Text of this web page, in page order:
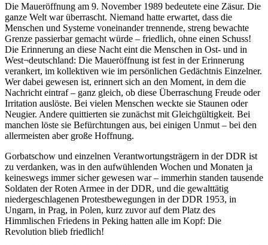
Die Maueröffnung am 9. November 1989 bedeutete eine Zäsur. Die
ganze Welt war überrascht. Niemand hatte erwartet, dass die
Menschen und Systeme voneinander trennende, streng bewachte
Grenze passierbar gemacht würde – friedlich, ohne einen Schuss!
Die Erinnerung an diese Nacht eint die Menschen in Ost- und in
West¬deutschland: Die Maueröffnung ist fest in der Erinnerung
verankert, im kollektiven wie im persönlichen Gedächtnis Einzelner.
Wer dabei gewesen ist, erinnert sich an den Moment, in dem die
Nachricht eintraf – ganz gleich, ob diese Überraschung Freude oder
Irritation auslöste. Bei vielen Menschen weckte sie Staunen oder
Neugier. Andere quittierten sie zunächst mit Gleichgültigkeit. Bei
manchen löste sie Befürchtungen aus, bei einigen Unmut – bei den
allermeisten aber große Hoffnung.
Gorbatschow und einzelnen Verantwortungsträgern in der DDR ist
zu verdanken, was in den aufwühlenden Wochen und Monaten ja
keineswegs immer sicher gewesen war – immerhin standen tausende
Soldaten der Roten Armee in der DDR, und die gewalttätig
niedergeschlagenen Protestbewegungen in der DDR 1953, in
Ungarn, in Prag, in Polen, kurz zuvor auf dem Platz des
Himmlischen Friedens in Peking hatten alle im Kopf: Die
Revolution blieb friedlich!